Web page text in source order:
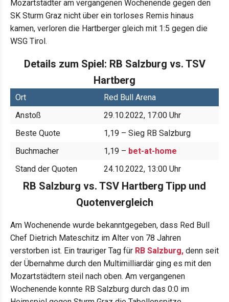
Mozartstädter am vergangenen Wochenende gegen den
SK Sturm Graz nicht über ein torloses Remis hinaus
kamen, verloren die Hartberger gleich mit 1:5 gegen die
WSG Tirol.
Details zum Spiel: RB Salzburg vs. TSV
Hartberg
Ort
Red Bull Arena
Anstoß
29.10.2022, 17:00 Uhr
Beste Quote
1,19 – Sieg RB Salzburg
Buchmacher
1,19 – bet-at-home
Stand der Quoten
24.10.2022, 13:00 Uhr
RB Salzburg vs. TSV Hartberg Tipp und
Quotenvergleich
Am Wochenende wurde bekanntgegeben, dass Red Bull
Chef Dietrich Mateschitz im Alter von 78 Jahren
verstorben ist. Ein trauriger Tag für RB Salzburg, denn seit
der Übernahme durch den Multimilliardär ging es mit den
Mozartstädtern steil nach oben. Am vergangenen
Wochenende konnte RB Salzburg durch das 0:0 im